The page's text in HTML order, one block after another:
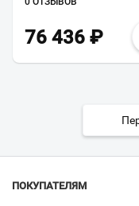
76 436 ₽
ПОКУПАТЕЛЯМ